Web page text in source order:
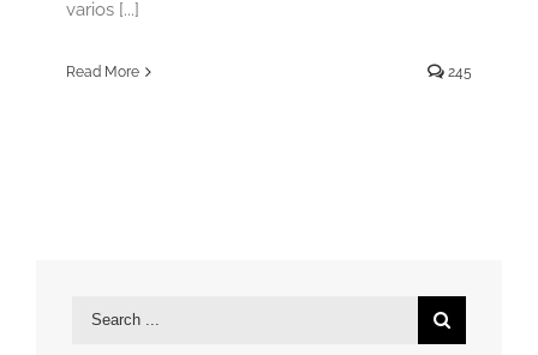
varios [...]
Read More 245
Search